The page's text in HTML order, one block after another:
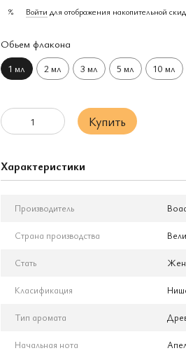
% Войти для отображения накопительной
Обьем флакона
1 мл 2 мл 3 мл 5 мл 10 мл
Купить
Характеристики
Производитель
Страна производства
Стать
Класификация
Тип аромата
Начальная нота